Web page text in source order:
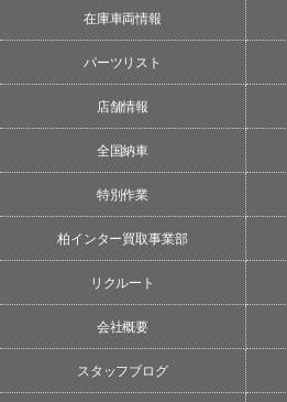
在庫車両情報
パーツリスト
店舗情報
全国納車
特別作業
柏インター買取事業部
リクルート
会社概要
スタッフブログ